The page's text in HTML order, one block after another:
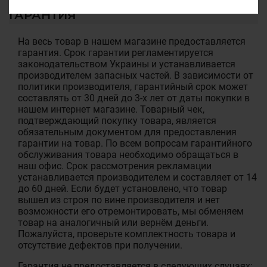
ГАРАНТИЯ
На весь товар в нашем магазине предоставляется
гарантия. Срок гарантии регламентируется
законодательством Украины и устанавливается
производителем запасных частей. В зависимости от
политики производителя, гарантийный срок может
составлять от 30 дней до 3-х лет от даты покупки в
нашем интернет магазине. Товарный чек,
подтверждающий покупку товара, является
обязательным документом для предоставления
гарантии на товар. По всем вопросам гарантийного
обслуживания товара необходимо обращаться в
наш офис. Срок рассмотрения рекламации
устанавливается производителем и составляет от 14
до 60 дней. Если будет установлено, что товар
вышел из строя по вине производителя и нет
возможности его отремонтировать, мы обменяем
товар на аналогичный или вернём деньги.
Пожалуйста, проверьте комплектность товара и
отсутствие дефектов при получении.